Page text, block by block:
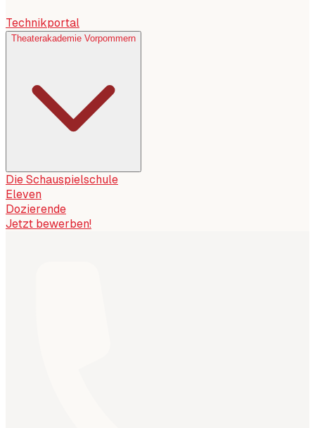
Technikportal
Theaterakademie Vorpommern
Die Schauspielschule
Eleven
Dozierende
Jetzt bewerben!